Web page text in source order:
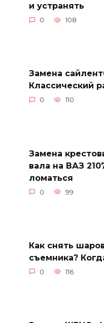
и устранять
0 108
Замена
Классический
0 110
Замена
вала на ВАЗ
ломаться
0 99
Как снять
съемника?
0 116